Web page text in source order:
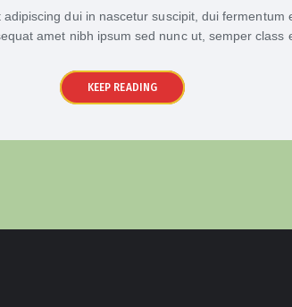
dui in nascetur suscipit, dui
amet nibh ipsum sed nunc ut, semper class
KEEP READING